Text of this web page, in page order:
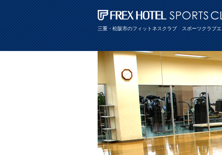
三重・松阪市のフィットネスクラブ スポーツクラブ